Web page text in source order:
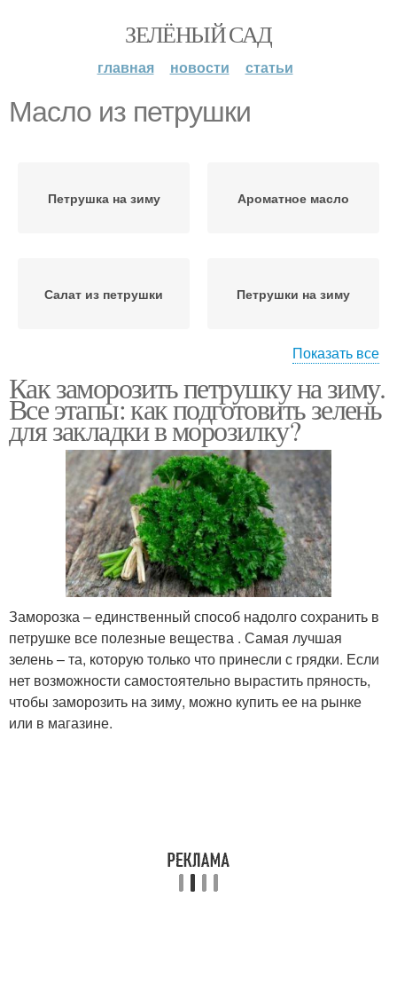
ЗЕЛЁНЫЙ САД
главная новости статьи
Масло из петрушки
Петрушка на зиму Ароматное масло
Салат из петрушки Петрушки на зиму
Петрушки с солью Зелени в масле
Аджика из петрушки Петрушка с солью
Петрушки для
заготовки
Паста из петрушки
Икра из петрушки
Показать все
Как заморозить петрушку на зиму.
Все этапы: как подготовить зелень
для закладки в морозилку?
Заморозка – единственный способ надолго сохранить в
петрушке все полезные вещества . Самая лучшая
зелень – та, которую только что принесли с грядки. Если
нет возможности самостоятельно вырастить пряность,
чтобы заморозить на зиму, можно купить ее на рынке
или в магазине.